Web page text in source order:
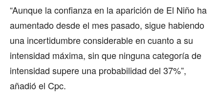
“Aunque la confianza en la aparición de El Niño ha
aumentado desde el mes pasado, sigue habiendo
una incertidumbre considerable en cuanto a su
intensidad máxima, sin que ninguna categoría de
intensidad supere una probabilidad del 37%”,
añadió el Cpc.